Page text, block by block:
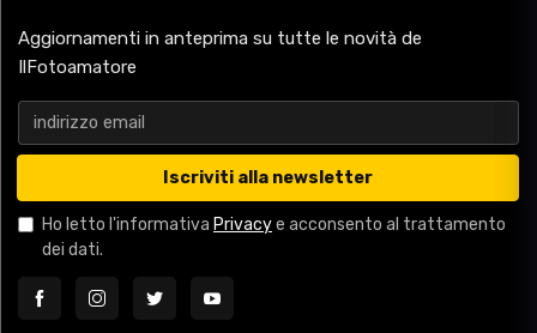
Aggiornamenti in anteprima su tutte le novità de
IlFotoamatore
Iscriviti alla newsletter
Ho letto l'informativa Privacye acconsento al trattamento
dei dati.